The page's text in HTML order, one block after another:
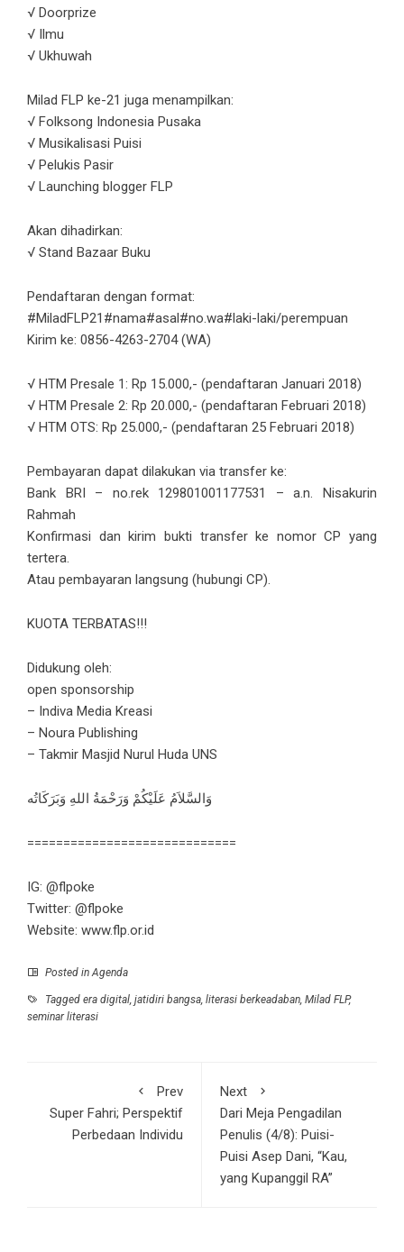
√ Doorprize
√ Ilmu
√ Ukhuwah
Milad FLP ke-21 juga menampilkan:
√ Folksong Indonesia Pusaka
√ Musikalisasi Puisi
√ Pelukis Pasir
√ Launching blogger FLP
Akan dihadirkan:
√ Stand Bazaar Buku
Pendaftaran dengan format:
#MiladFLP21#nama#asal#no.wa#laki-laki/perempuan
Kirim ke: 0856-4263-2704 (WA)
√ HTM Presale 1: Rp 15.000,- (pendaftaran Januari 2018)
√ HTM Presale 2: Rp 20.000,- (pendaftaran Februari 2018)
√ HTM OTS: Rp 25.000,- (pendaftaran 25 Februari 2018)
Pembayaran dapat dilakukan via transfer ke:
Bank BRI – no.rek 129801001177531 – a.n. Nisakurin
Rahmah
Konfirmasi dan kirim bukti transfer ke nomor CP yang
tertera.
Atau pembayaran langsung (hubungi CP).
KUOTA TERBATAS!!!
Didukung oleh:
open sponsorship
– Indiva Media Kreasi
– Noura Publishing
– Takmir Masjid Nurul Huda UNS
وَالسَّلاَمُ عَلَيْكُمْ وَرَحْمَةُ اللهِ وَبَرَكَاتُه
=============================
IG: @flpoke
Twitter: @flpoke
Website: www.flp.or.id
Posted inAgenda
Tagged era digital, jatidiri bangsa, literasi berkeadaban, Milad FLP,
seminar literasi
Prev
Super Fahri; Perspektif
Perbedaan Individu
Next
Dari Meja Pengadilan
Penulis (4/8): Puisi-
Puisi Asep Dani, “Kau,
yang Kupanggil RA”